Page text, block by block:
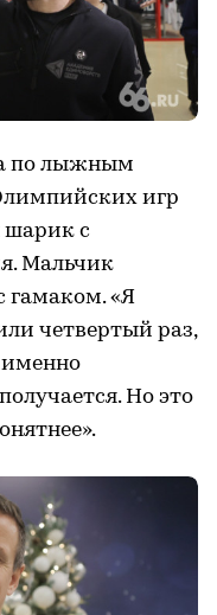
по лыжным
игр
шарик с
Мальчик
гамаком. «Я
четвертый раз,
именно
Но это